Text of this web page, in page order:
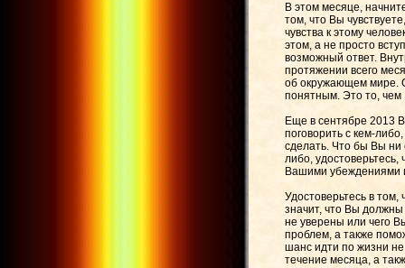
В этом месяце,
том, что Вы
чувства к этому
этом, а не просто
возможный ответ.
протяжении всего
об окружающем мире.
понятным. Это то, чем
Еще в сентябре 2013
поговорить с кем-
сделать. Что бы Вы ни
либо,
Вашими убеждениями
Удостоверьтесь в
значит, что Вы должны
не уверены или чего
проблем, а также
шанс идти по жизни
течение месяца, а